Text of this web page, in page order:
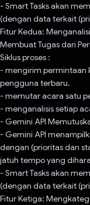
- Smart Tasks akan
(dengan data terkait
Fitur Kedua:
Membuat Tugas dari
Siklus proses :
- mengirim permintaan
pengguna terbaru.
- memutar acara satu
- menganalisis setiap
- Gemini API
- Gemini API
dengan (prioritas dan
jatuh tempo yang
- Smart Tasks akan
(dengan data terkait
Fitur Ketiga: